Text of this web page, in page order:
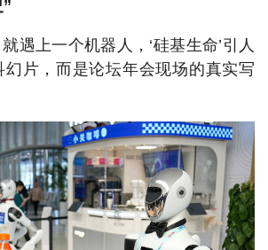
遇上一个机器人，‘硅基生命’引人
幻片，而是论坛年会现场的真实写